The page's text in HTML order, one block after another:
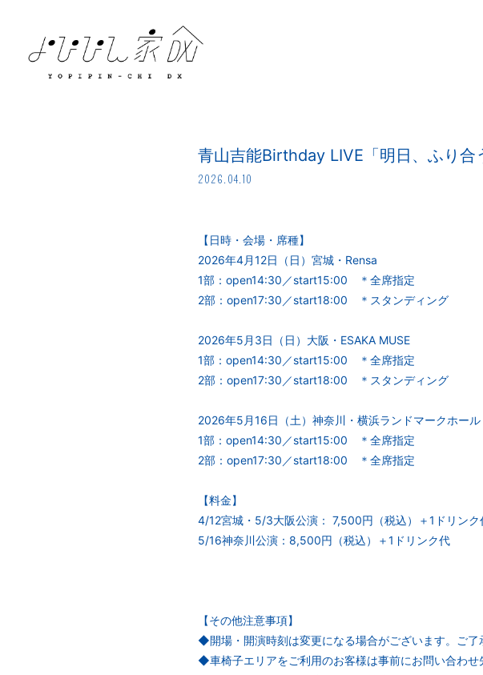
青山吉能Birthday LIVE「明日、ふり
2026.04.10
【日時・会場・席種】
2026年4月12日（日）宮城・Rensa
1部：open14:30／start15:00 ＊全席指定
2部：open17:30／start18:00 ＊スタンディング
2026年5月3日（日）大阪・ESAKA MUSE
1部：open14:30／start15:00 ＊全席指定
2部：open17:30／start18:00 ＊スタンディング
2026年5月16日（土）神奈川・横浜ランドマークホール
1部：open14:30／start15:00 ＊全席指定
2部：open17:30／start18:00 ＊全席指定
【料金】
4/12宮城・5/3大阪公演： 7,500円（税込）＋1ドリンク
5/16神奈川公演：8,500円（税込）＋1ドリンク代
【その他注意事項】
◆開場・開演時刻は変更になる場合がございます。ご了
◆車椅子エリアをご利用のお客様は事前にお問い合わせ